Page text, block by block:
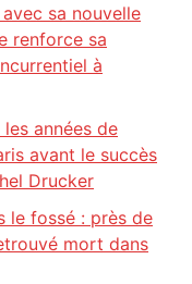
sa nouvelle
renforce sa
à
années de
avant le succès
Drucker
le fossé : près de
mort dans